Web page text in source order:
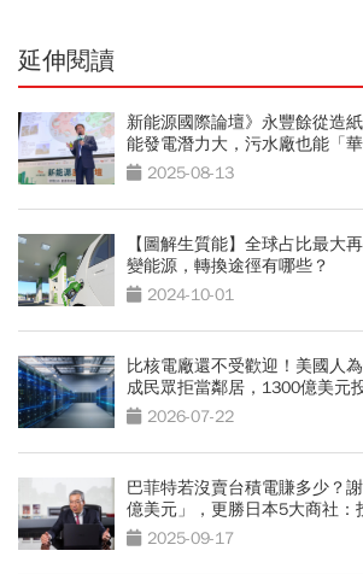
延伸閱讀
新能源國際論壇》永豐餘從造
能發電潛力大，污水廠也能「
2025-08-13
【圖解生質能】全球占比最大
變能源，轉換途徑有哪些？
2024-10-01
比核電廠還不受歡迎！美國人
成民眾拒當鄰居，1300億美元
2026-07-22
巴菲特若沒賣台積電賺多少？
億美元」，更勝日本5大商社：
2025-09-17